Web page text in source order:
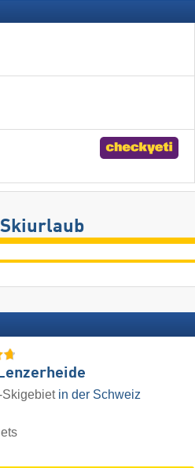
Skigebiet in der Schweiz